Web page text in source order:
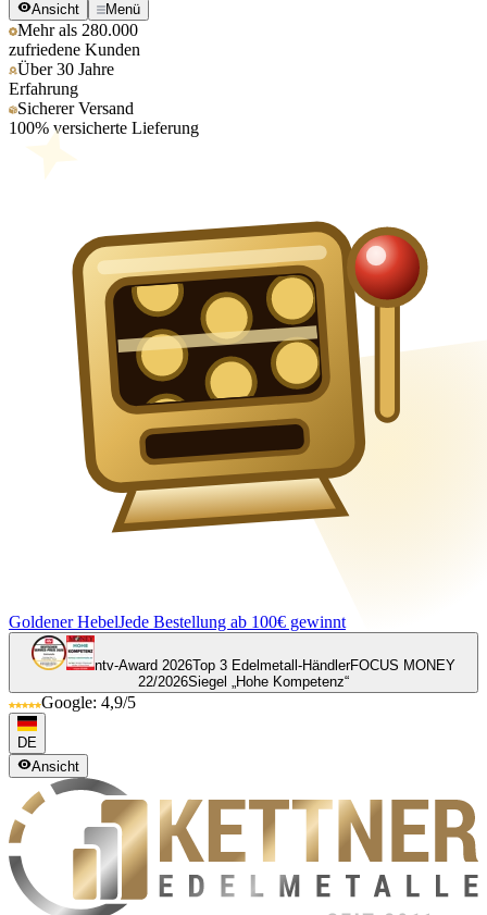
Ansicht Menü
Mehr als 280.000
zufriedene Kunden
Über 30 Jahre
Erfahrung
Sicherer Versand
100% versicherte Lieferung
Goldener HebelJede Bestellung ab 100€ gewinnt
ntv-Award 2026Top 3 Edelmetall-HändlerFOCUS MONEY
22/2026Siegel „Hohe Kompetenz“
Google: 4,9/5
DE
Ansicht